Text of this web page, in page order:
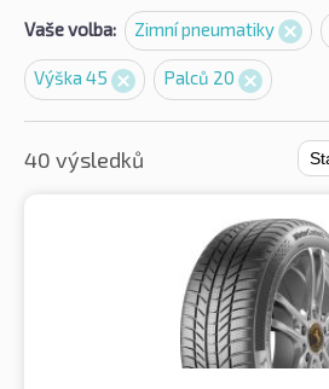
Vaše volba: Zimní pneumatiky
Výška 45 Palců 20
40 výsledků